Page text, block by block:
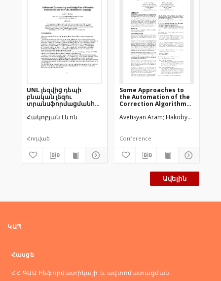
UNL լեզվից դեպի
բնական լեզու
տրանսֆորմացմանհնարավոր
կառուցման մեթոդը
Հակոբյան Լևոն
Հոդված
Some Approaches to
the Automation of the
Correction Algorithm
Transformation Errors
Avetisyan Aram Hakobyan Levon
Conference
Ավելին
ԿԱՊ
Հասցե
ՀՀ ԳԱԱ Ինֆորմատիկայի և ավտոմատացման